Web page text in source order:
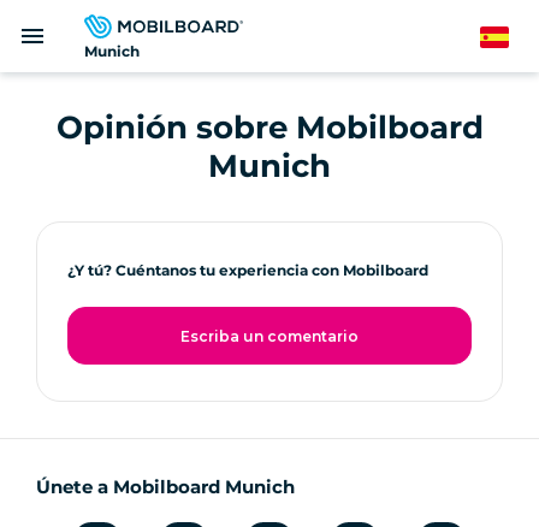
Munich
menu Spanish
Opinión sobre Mobilboard
Munich
¿Y tú? Cuéntanos tu experiencia con Mobilboard
Escriba un comentario
Únete a Mobilboard Munich